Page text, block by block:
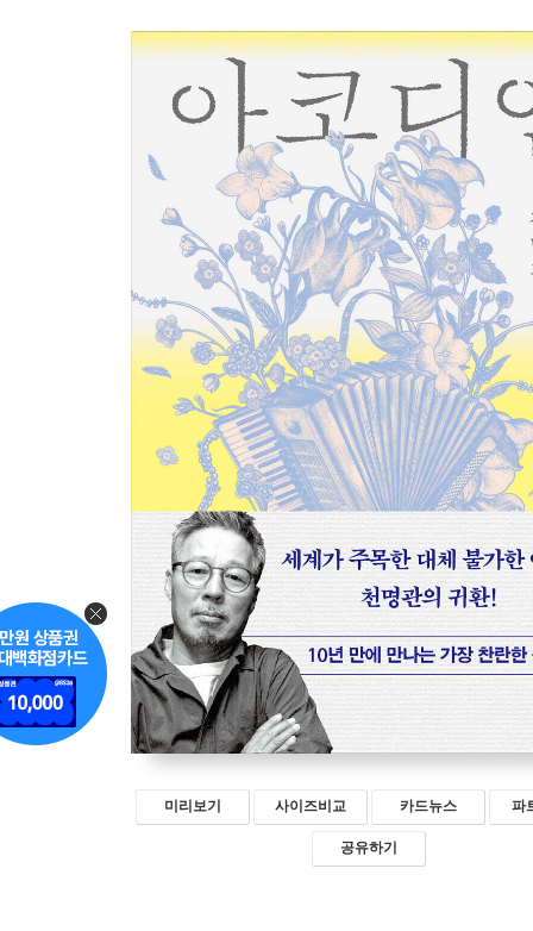
미리보기 사이즈비교 카드뉴스 파
공유하기